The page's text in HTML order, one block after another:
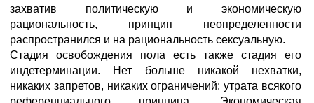
захватив политическую и экономическую
рациональность, принцип неопределенности
распространился и на рациональность сексуальную.
Стадия освобождения пола есть также стадия его
индетерминации. Нет больше никакой нехватки,
никаких запретов, никаких ограничений: утрата всякого